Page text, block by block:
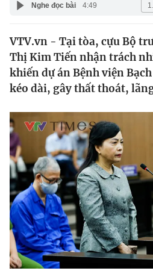
Tin tức
Thế giới đó đây
Câu chuyện quốc tế
Kinh tế
Tài chính
Góc doanh nghiệp
Dữ liệu và đời sống
Truyền hình
Phim VTV
Hậu trường
Nhân vật
Khán giả
Giải sao mai
Giải trí
Điện ảnh
Âm nhạc
Sao
Đời sống
Du lịch
Làm đẹp
Chất lượng cuộc sống
Giáo dục
Tuyển sinh
Công nghệ
Nghe đọc bài 4:49
VTV.vn - Tại tòa, cựu Bộ
Thị Kim Tiến nhận trách
khiến dự án Bệnh viện
kéo dài, gây thất thoát,